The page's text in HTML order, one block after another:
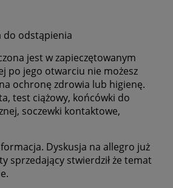
do odstąpienia
jest w zapieczętowanym
po jego otwarciu nie możesz
ochronę zdrowia lub higienę.
test ciążowy, końcówki do
soczewki kontaktowe,
Dyskusja na allegro już
sprzedający stwierdził że temat